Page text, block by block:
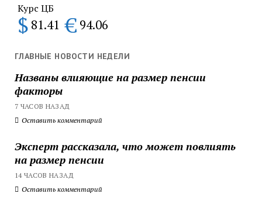
Курс ЦБ
$ 81.41 € 94.06
ГЛАВНЫЕ НОВОСТИ НЕДЕЛИ
Названы влияющие на размер пенсии
факторы
7 ЧАСОВ НАЗАД
Оставить комментарий
Эксперт рассказала, что может повлиять
на размер пенсии
14 ЧАСОВ НАЗАД
Оставить комментарий